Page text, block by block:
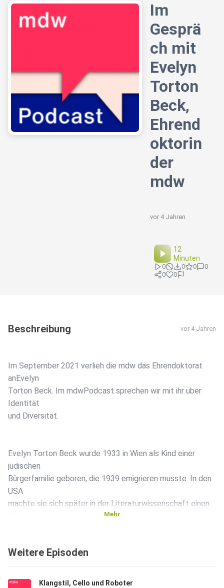
Im
Gesprä
ch mit
Evelyn
Torton
Beck,
Ehrend
oktorin
der
mdw
vor 4 Jahren
12
Minuten
0 0 0
0
0
0
Beschreibung vor 4 Jahren
Im September 2021 verlieh die mdw das Ehrendoktorat
anEvelyn
Torton Beck. Im mdwPodcast sprechen wir mit ihr über
Identität
und Diversität.
Evelyn Torton Beck wurde 1933 in Wien als Kind einer
jüdischen
Bürgerfamilie geboren, die 1939 emigrieren musste. In den
USA
machte sie sich später in der Literaturwissenschaft einen
Aus den Frauenstudien entwickelten sich im weiteren die
Studies.
Mehr
Weitere Episoden
Klangstil, Cello und Roboter